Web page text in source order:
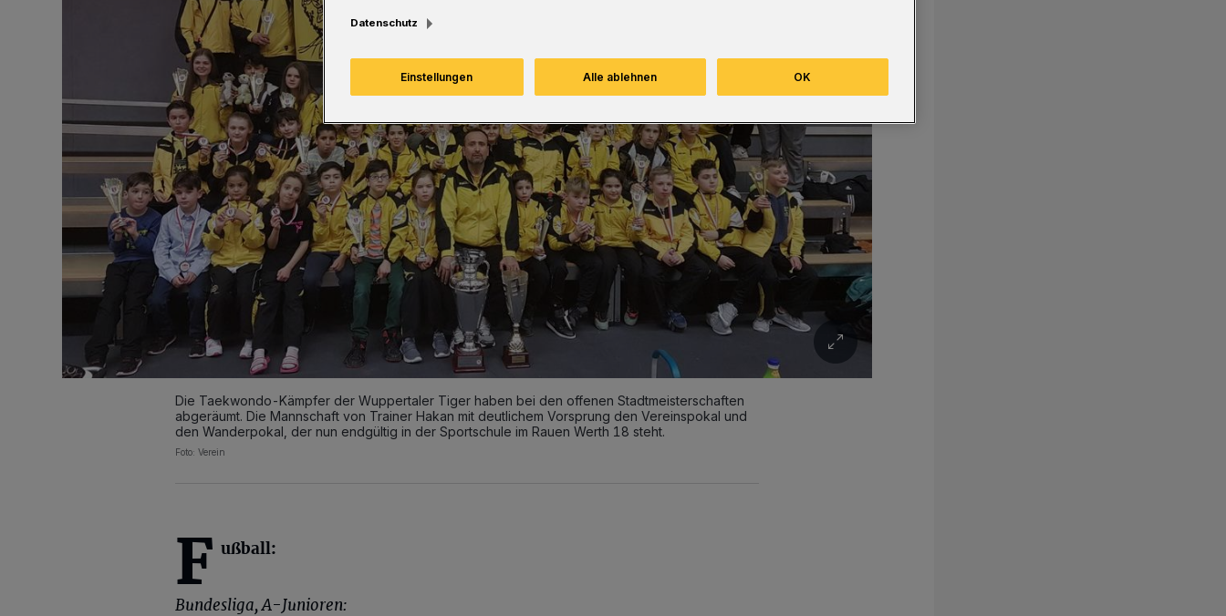
Die Taekwondo-Kämpfer der Wuppertaler Tiger haben bei den offenen Stadtmeisterschaften
abgeräumt. Die Mannschaft von Trainer Hakan mit deutlichem Vorsprung den Vereinspokal und
den Wanderpokal, der nun endgültig in der Sportschule im Rauen Werth 18 steht.
Foto: Verein
F ußball:
Bundesliga, A-Junioren:
Datenschutz
Einstellungen Alle ablehnen OK